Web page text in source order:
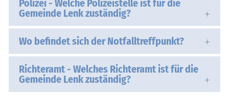
Polizei - Welche Polizeistelle ist für die
Gemeinde Lenk zuständig?
Wo befindet sich der Notfalltreffpunkt?
Richteramt - Welches Richteramt ist für die
Gemeinde Lenk zuständig?